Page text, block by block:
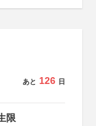
あと 126 日
限